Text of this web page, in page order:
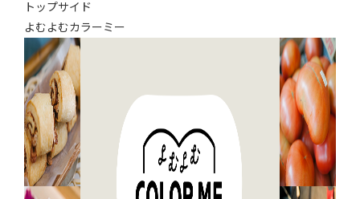
トップサイド
よむよむカラーミー